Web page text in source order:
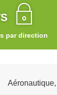
par direction